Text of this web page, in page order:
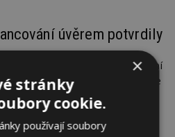
úvěrem potvrdily
největší překážku pro pořízení
i výzkum společnosti E.ON. Ze
zájem o solární řešení více než
vlastního solárního systému
×
stránky
cookie.
používají soubory